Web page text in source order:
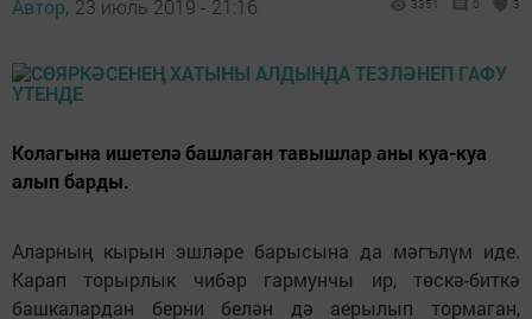
Автор, 23 июль 2019 - 21:16 3351 0 3
Колагына ишетелә башлаган тавышлар аны куа-куа
алып барды.
Аларның кырын эшләре барысына да мәгълүм иде.
Карап торырлык чибәр гармунчы ир, төскә-биткә
башкалардан берни белән дә аерылып тормаган,